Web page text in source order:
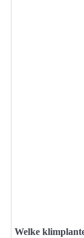
Welke